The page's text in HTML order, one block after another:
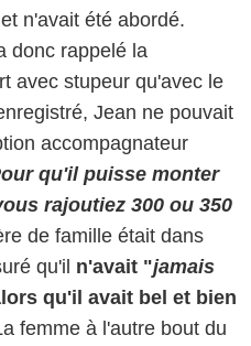
n'avait été abordé.
donc rappelé la
avec stupeur qu'avec le
Jean ne pouvait
accompagnateur
qu'il puisse monter
rajoutiez 300 ou 350
de famille était dans
qu'il n'avait "jamais
qu'il avait bel et bien
femme à l'autre bout du